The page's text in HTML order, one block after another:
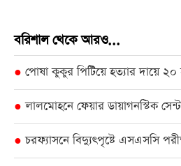
বরিশাল থেকে আরও...
● পোষা কুকুর পিটিয়ে হত্যার দায়ে ২০
● লালমোহনে ফেয়ার ডায়াগনস্টিক
● চরফ্যাসনে বিদ্যুৎপৃষ্টে এসএসসি